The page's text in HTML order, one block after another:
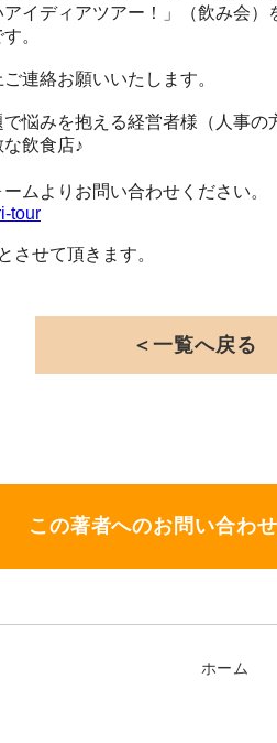
イディアツアー！」（飲み会）
。
連絡お願いいたします。
悩みを抱える経営者様（人事の
な飲食店♪
ムよりお問い合わせください。
tour
させて頂きます。
＜一覧へ戻る
この著者へのお問い合わ
ホーム